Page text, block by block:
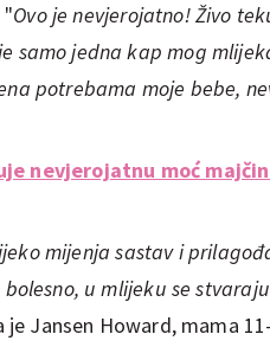
"Ovo je nevjerojatno! Živo
samo jedna kap mog
potrebama moje bebe,
nevjerojatnu moć
mijenja sastav i
u mlijeku se
je Jansen Howard, mama